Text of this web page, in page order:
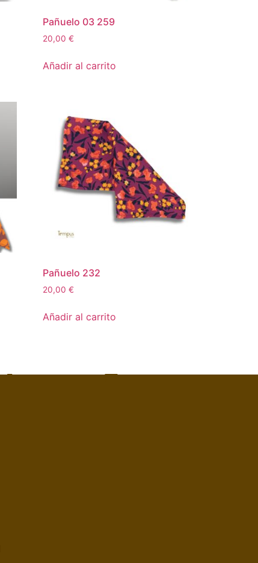
Pañuelo 03 259
20,00€
Añadir al carrito
Pañuelo 232
20,00€
Añadir al carrito